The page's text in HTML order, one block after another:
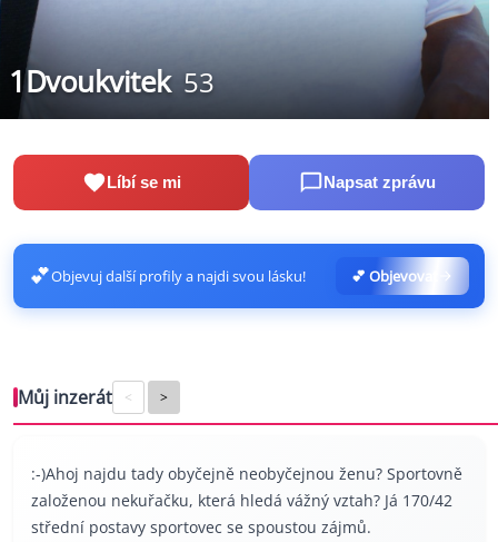
1Dvoukvitek 53
Líbí se mi Napsat zprávu
💕Objevuj další profily a najdi svou lásku! 💕 Objevovat
Můj inzerát < >
:-)Ahoj najdu tady obyčejně neobyčejnou ženu? Sportovně
založenou nekuřačku, která hledá vážný vztah? Já 170/42
střední postavy sportovec se spoustou zájmů.